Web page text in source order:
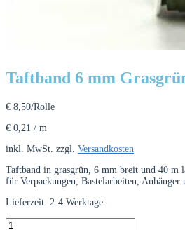
Taftband 6 mm
€ 8,50/Rolle
€ 0,21 / m
inkl. MwSt. zzgl. Versandkosten
Taftband in grasgrün, 6 mm breit und 40 m
für Verpackungen, Bastelarbeiten, Anhänger
Lieferzeit: 2-4 Werktage
Taftband